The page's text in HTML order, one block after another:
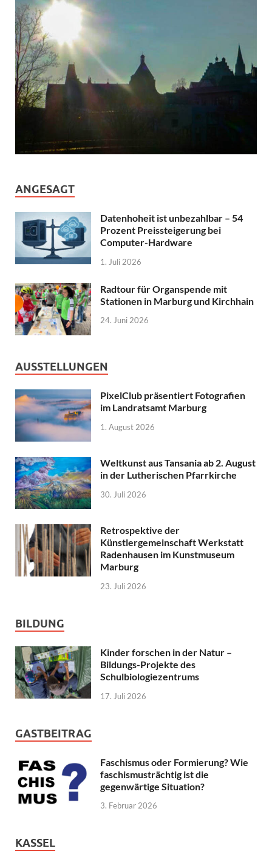
ANGESAGT
Datenhoheit ist unbezahlbar – 54
Prozent Preissteigerung bei
Computer-Hardware
1. Juli 2026
Radtour für Organspende mit
Stationen in Marburg und Kirchhain
24. Juni 2026
AUSSTELLUNGEN
PixelClub präsentiert Fotografien
im Landratsamt Marburg
1. August 2026
Weltkunst aus Tansania ab 2. August
in der Lutherischen Pfarrkirche
30. Juli 2026
Retrospektive der
Künstlergemeinschaft Werkstatt
Radenhausen im Kunstmuseum
Marburg
23. Juli 2026
BILDUNG
Kinder forschen in der Natur –
Bildungs-Projekte des
Schulbiologiezentrums
17. Juli 2026
GASTBEITRAG
Faschismus oder Formierung? Wie
faschismusträchtig ist die
gegenwärtige Situation?
3. Februar 2026
KASSEL